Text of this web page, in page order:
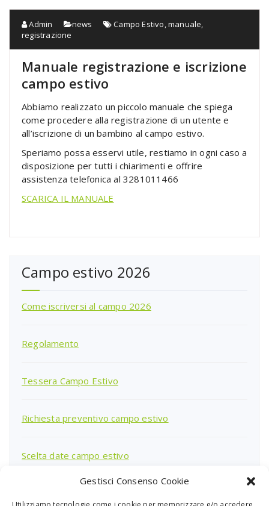
Gestisci Consenso Cookie
Admin news Campo Estivo,manuale,
registrazione
Manuale registrazione e iscrizione
campo estivo
Abbiamo realizzato un piccolo manuale che spiega
come procedere alla registrazione di un utente e
all’iscrizione di un bambino al campo estivo.
Speriamo possa esservi utile, restiamo in ogni caso a
disposizione per tutti i chiarimenti e offrire
assistenza telefonica al 3281011466
SCARICA IL MANUALE
Campo estivo 2026
Come iscriversi al campo 2026
Regolamento
Tessera Campo Estivo
Richiesta preventivo campo estivo
Scelta date campo estivo